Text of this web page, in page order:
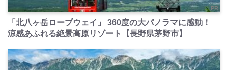
PR
「北八ヶ岳ロープウェイ」 360度の大パノラマに感動！
涼感あふれる絶景高原リゾート【長野県茅野市】